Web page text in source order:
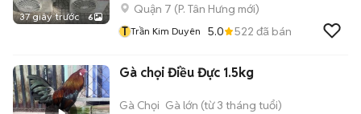
37 giây trước 6
Quận 7 (P. Tân Hưng mới)
T Trần Kim Duyên 5.0 522 đã bán
Gà chọi Điều Đực 1.5kg
Gà Chọi Gà lớn (từ 3 tháng tuổi)